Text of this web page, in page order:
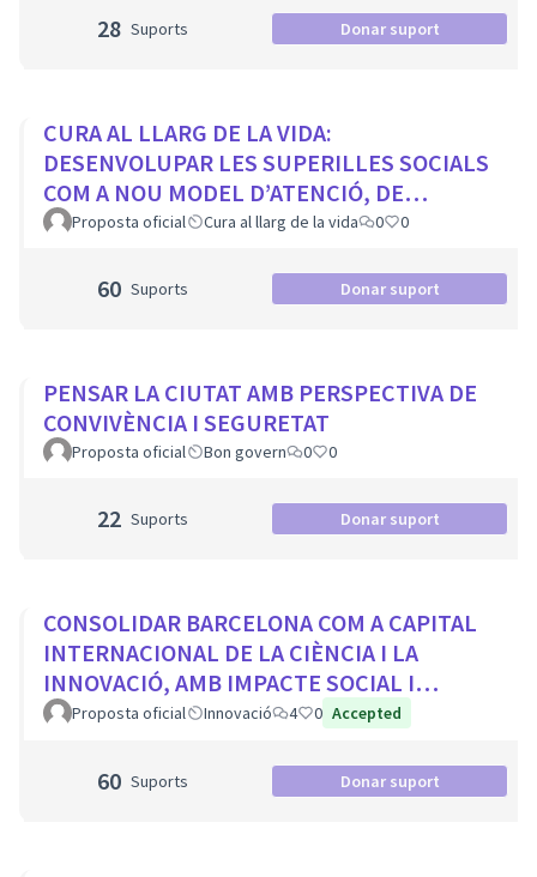
28 Suports Donar suport
CURA AL LLARG DE LA VIDA:
DESENVOLUPAR LES SUPERILLES SOCIALS
COM A NOU MODEL D’ATENCIÓ, DE
PROXIMITAT I COMUNITARI.
Proposta oficial Cura al llarg de la vida 0 0
60 Suports Donar suport
PENSAR LA CIUTAT AMB PERSPECTIVA DE
CONVIVÈNCIA I SEGURETAT
Proposta oficial Bon govern 0 0
22 Suports Donar suport
CONSOLIDAR BARCELONA COM A CAPITAL
INTERNACIONAL DE LA CIÈNCIA I LA
INNOVACIÓ, AMB IMPACTE SOCIAL I
PROTAGONISME CIUTADÀ
Proposta oficial Innovació 4 0 Accepted
60 Suports Donar suport